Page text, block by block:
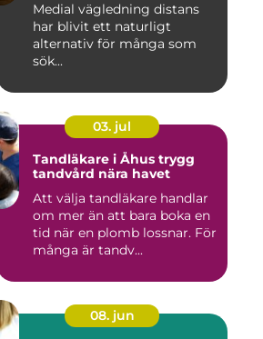
Medial vägledning distans
har blivit ett naturligt
alternativ för många som
sök...
03. jul
Tandläkare i Åhus trygg
tandvård nära havet
Att välja tandläkare handlar
om mer än att bara boka en
tid när en plomb lossnar. För
många är tandv...
08. jun